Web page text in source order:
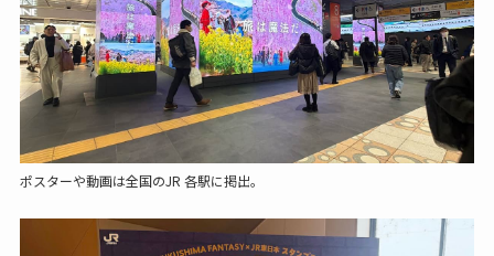
ポスターや動画は全国のJR 各駅に掲出。